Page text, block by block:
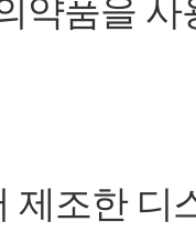
약품을
제조한 디